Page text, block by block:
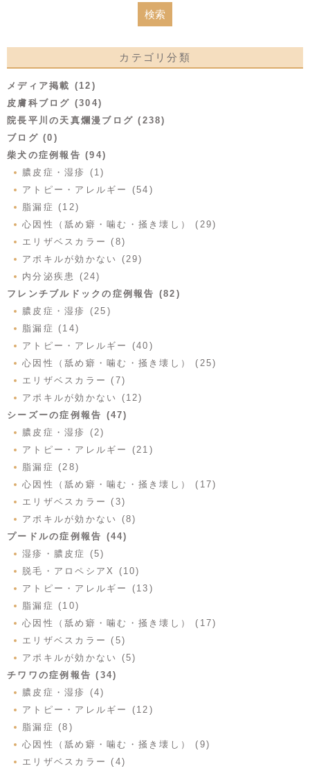
カテゴリ分類
メディア掲載 (12)
皮膚科ブログ (304)
院長平川の天真爛漫ブログ (238)
ブログ (0)
柴犬の症例報告 (94)
膿皮症・湿疹 (1)
アトピー・アレルギー (54)
脂漏症 (12)
心因性（舐め癖・噛む・掻き壊し） (29)
エリザベスカラー (8)
アポキルが効かない (29)
内分泌疾患 (24)
フレンチブルドックの症例報告 (82)
膿皮症・湿疹 (25)
脂漏症 (14)
アトピー・アレルギー (40)
心因性（舐め癖・噛む・掻き壊し） (25)
エリザベスカラー (7)
アポキルが効かない (12)
シーズーの症例報告 (47)
膿皮症・湿疹 (2)
アトピー・アレルギー (21)
脂漏症 (28)
心因性（舐め癖・噛む・掻き壊し） (17)
エリザベスカラー (3)
アポキルが効かない (8)
プードルの症例報告 (44)
湿疹・膿皮症 (5)
脱毛・アロペシアX (10)
アトピー・アレルギー (13)
脂漏症 (10)
心因性（舐め癖・噛む・掻き壊し） (17)
エリザベスカラー (5)
アポキルが効かない (5)
チワワの症例報告 (34)
膿皮症・湿疹 (4)
アトピー・アレルギー (12)
脂漏症 (8)
心因性（舐め癖・噛む・掻き壊し） (9)
エリザベスカラー (4)